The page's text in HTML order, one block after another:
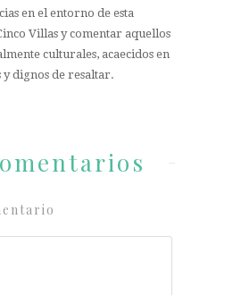
en el entorno de esta
Villas y comentar aquellos
culturales, acaecidos en
dignos de resaltar.